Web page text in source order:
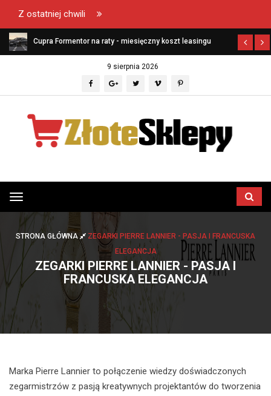
Z ostatniej chwili
Cupra Formentor na raty - miesięczny koszt leasingu
9 sierpnia 2026
Przełącz
menu
STRONA GŁÓWNA
ZEGARKI PIERRE LANNIER - PASJA I FRANCUSKA
ELEGANCJA
ZEGARKI PIERRE LANNIER - PASJA I
FRANCUSKA ELEGANCJA
Marka Pierre Lannier to połączenie wiedzy doświadczonych
zegarmistrzów z pasją kreatywnych projektantów do tworzenia